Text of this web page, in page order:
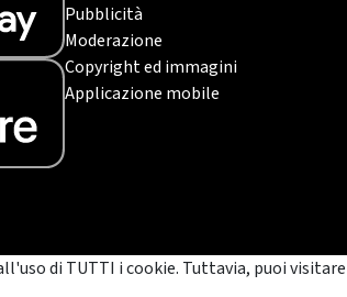
Pubblicità
Moderazione
Copyright ed immagini
Applicazione mobile
di TUTTI i cookie. Tuttavia, puoi visitare